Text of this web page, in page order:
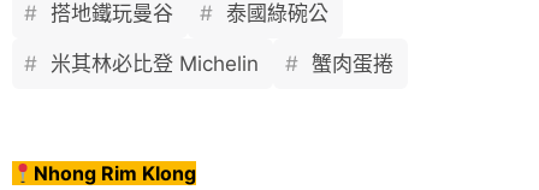
搭地鐵玩曼谷 泰國綠碗公
米其林必比登 Michelin 蟹肉蛋捲
Nhong Rim Klong